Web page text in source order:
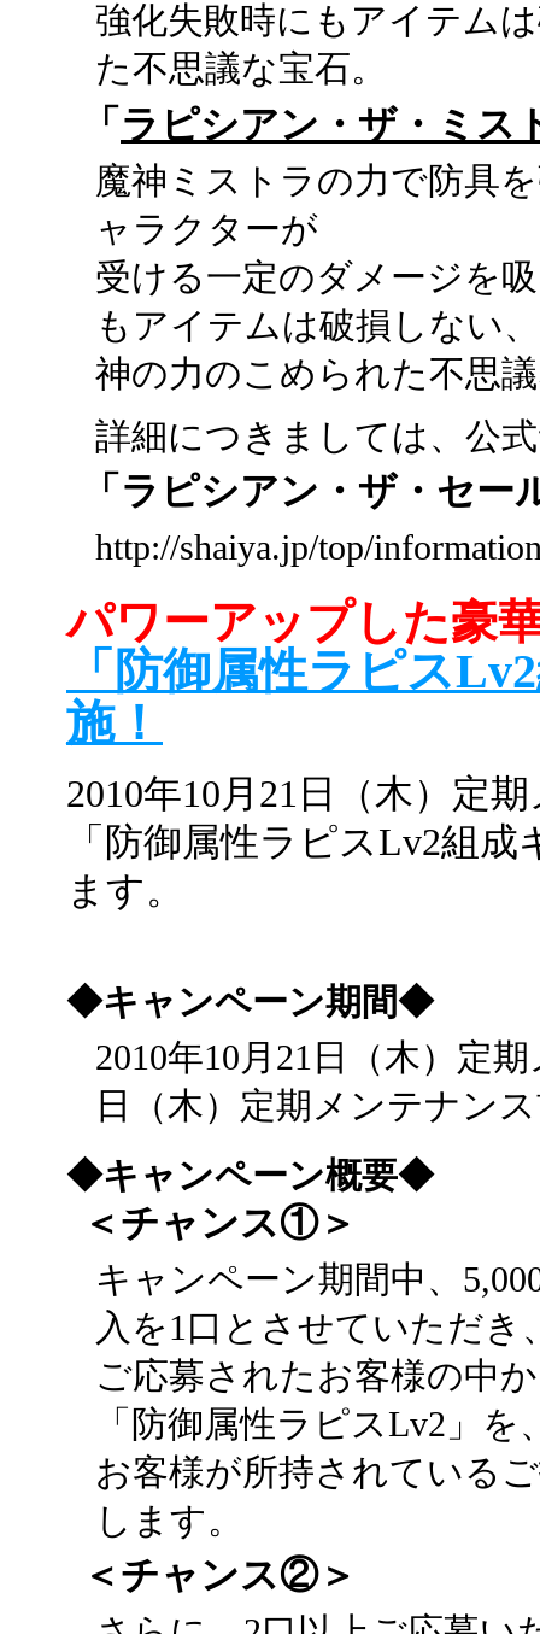
強化失敗時にもアイテム
た不思議な宝石。
「 ラピシアン・ザ・ミス
魔神ミストラの力で防具
ャラクターが
受ける一定のダメージを
もアイテムは破損しない、
神の力のこめられた不思
詳細につきましては、公
「ラピシアン・ザ・セ
http://shaiya.jp/top/
パワーアップした豪
「防御属性ラピス
施！
2010年10月21日（木）定
「防御属性ラピスLv2組
ます。
◆キャンペーン期間◆
2010年10月21日（木）定
日（木）定期メンテナン
◆キャンペーン概要◆
＜チャンス①＞
キャンペーン期間中、
入を1口とさせていただき
ご応募されたお客様の中
「防御属性ラピスLv2」を
お客様が所持されている
します。
＜チャンス②＞